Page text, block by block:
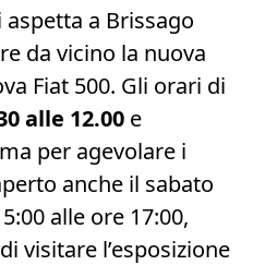
a Brissago
da vicino la nuova
Fiat 500. Gli orari di
alle 12.00 e
per agevolare i
anche il sabato
alle ore 17:00,
visitare l’esposizione